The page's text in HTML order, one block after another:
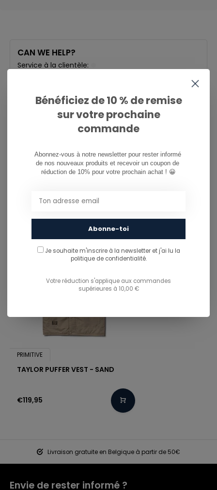
CAN WE HELP?
Service à la clientèle:
info@ostreet.be
PARTAGER CE PRODUIT
TU POURRAIS AUSSI AIMER...
PRIMITIVE
TAYLOR PUFFER VEST - SAND
€119,95
Livraison gratuite en Belgique à partir de 50€
Envie de rester informé ?
Bénéficiez de 10 % de remise
sur votre prochaine
commande
Abonnez-vous à notre newsletter pour rester informé
de nos nouveaux produits et recevoir un coupon de
réduction de 10% pour votre prochain achat ! 😀
Abonne-toi
Je souhaite m'inscrire à la newsletter et j'ai lu la
politique de confidentialité.
Votre réduction s'applique aux commandes
supérieures à 10,00 €